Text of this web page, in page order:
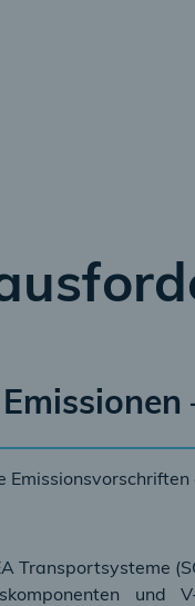
Transportsysteme
und